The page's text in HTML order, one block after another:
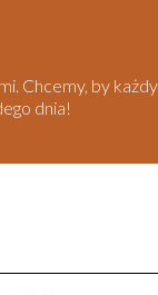
Chcemy, by
dnia!